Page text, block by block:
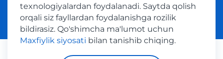
texnologiyalardan foydalanadi. Saytda qolish
orqali siz fayllardan foydalanishga rozilik
bildirasiz. Qo'shimcha ma'lumot uchun
Maxfiylik siyosati bilan tanishib chiqing.